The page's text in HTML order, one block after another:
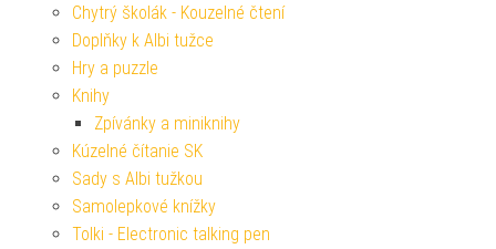
Chytrý školák - Kouzelné čtení
Doplňky k Albi tužce
Hry a puzzle
Knihy
Zpívánky a miniknihy
Kúzelné čítanie SK
Sady s Albi tužkou
Samolepkové knížky
Tolki - Electronic talking pen